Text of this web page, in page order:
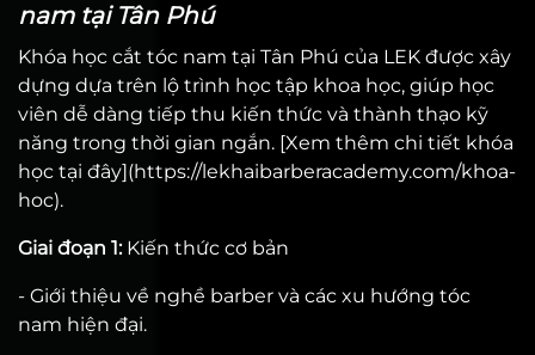
nam tại Tân Phú
Khóa học cắt tóc nam tại Tân Phú của LEK được xây
dựng dựa trên lộ trình học tập khoa học, giúp học
viên dễ dàng tiếp thu kiến thức và thành thạo kỹ
năng trong thời gian ngắn. [Xem thêm chi tiết khóa
học tại đây](https://lekhaibarberacademy.com/khoa-
hoc).
Giai đoạn 1:Kiến thức cơ bản
- Giới thiệu về nghề barber và các xu hướng tóc
nam hiện đại.